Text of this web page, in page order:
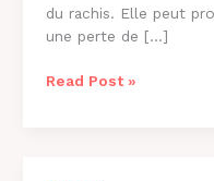
du rachis. Elle peut
une perte de […]
Hernie
Read Post »